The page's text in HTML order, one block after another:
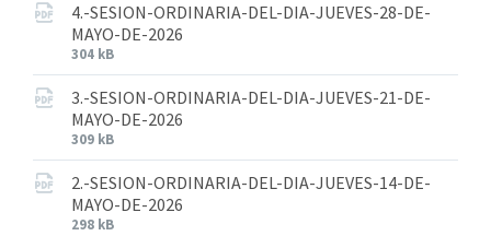
4.-SESION-ORDINARIA-DEL-DIA-JUEVES-28-DE-
MAYO-DE-2026
304 kB
3.-SESION-ORDINARIA-DEL-DIA-JUEVES-21-DE-
MAYO-DE-2026
309 kB
2.-SESION-ORDINARIA-DEL-DIA-JUEVES-14-DE-
MAYO-DE-2026
298 kB